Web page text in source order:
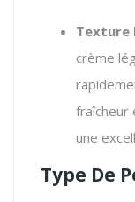
Texture
crème
fraîcheur
une
Type De